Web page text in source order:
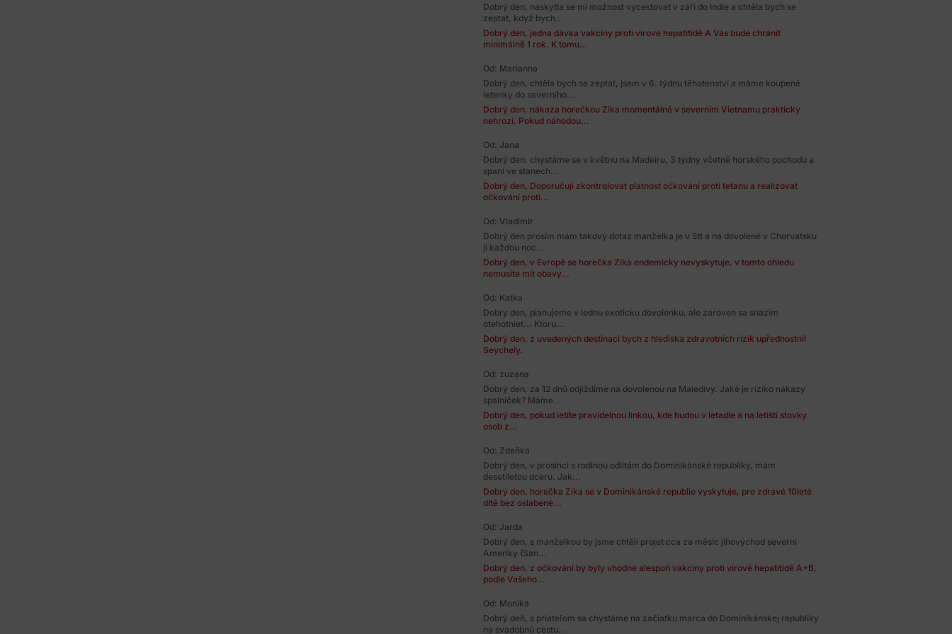
Dobrý den, naskytla se mi možnost vycestovat v září do Indie a chtěla bych se
zeptat, když bych...
Dobrý den, jedna dávka vakcíny proti virové hepatitidě A Vás bude chránit
minimálně 1 rok. K tomu...
Od: Marianna
Dobrý den, chtěla bych se zeptat, jsem v 6. týdnu těhotenství a máme koupené
letenky do severního...
Dobrý den, nákaza horečkou Zika momentálně v severním Vietnamu prakticky
nehrozí. Pokud náhodou...
Od: Jana
Dobrý den, chystáme se v květnu na Madeiru, 3 týdny včetně horského pochodu a
spaní ve stanech...
Dobrý den, Doporučuji zkontrolovat platnost očkování proti tetanu a realizovat
očkování proti...
Od: Vladimir
Dobrý den prosím mám takový dotaz manželka je v 5tt a na dovolené v Chorvatsku
ji každou noc...
Dobrý den, v Evropě se horečka Zika endemicky nevyskytuje, v tomto ohledu
nemusíte mít obavy...
Od: Katka
Dobry den, planujeme v lednu exoticku dovolenku, ale zaroven sa snazim
otehotniet... Ktoru...
Dobrý den, z uvedených destinací bych z hlediska zdravotních rizik upřednostnil
Seychely.
Od: zuzana
Dobrý den, za 12 dnů odjíždíme na dovolenou na Maledivy. Jaké je riziko nákazy
spalniček? Máme...
Dobrý den, pokud letíte pravidelnou linkou, kde budou v letadle a na letišti stovky
osob z...
Od: Zdeňka
Dobrý den, v prosinci s rodinou odlítám do Dominikánské republiky, mám
desetiletou dceru. Jak...
Dobrý den, horečka Zika se v Dominikánské republie vyskytuje, pro zdravé 10leté
dítě bez oslabené...
Od: Jarda
Dobrý den, s manželkou by jsme chtěli projet cca za měsíc jihovýchod severní
Ameriky (San...
Dobrý den, z očkování by byly vhodné alespoň vakcíny proti virové hepatitidě A+B,
podle Vašeho...
Od: Monika
Dobrý deň, s priateľom sa chystáme na začiatku marca do Dominikánskej republiky
na svadobnú cestu...